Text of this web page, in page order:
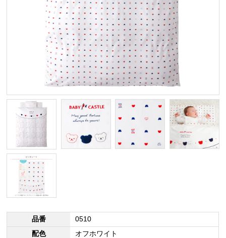
品番
0510
配色
オフホワイト